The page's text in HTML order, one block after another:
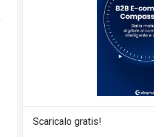
Scaricalo gratis!